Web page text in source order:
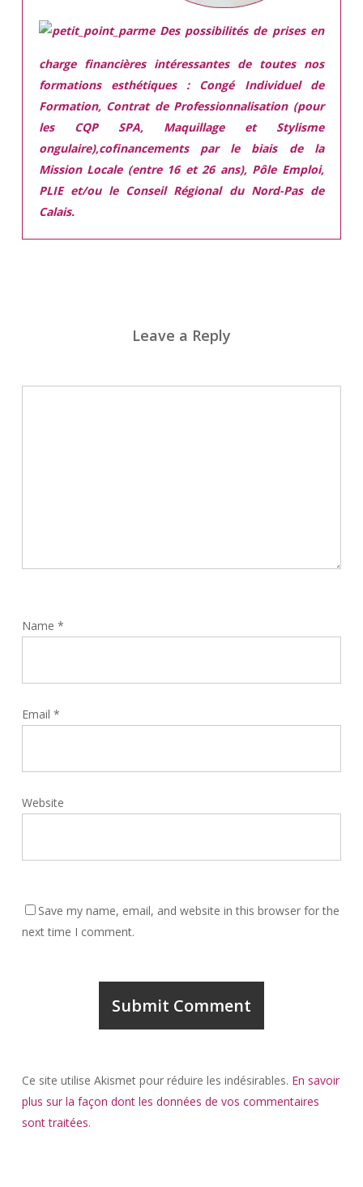
Des possibilités de prises en
charge financières intéressantes de toutes nos
formations esthétiques :Congé Individuel de
Formation, Contrat de Professionnalisation (pour
les CQP SPA, Maquillage et Stylisme
ongulaire),cofinancements par le biais de la
Mission Locale (entre 16 et 26 ans), Pôle Emploi,
PLIE et/ou le Conseil Régional du Nord-Pas de
Calais.
Leave a Reply
Name *
Email *
Website
Save my name, email, and website in this browser for the
next time I comment.
Ce site utilise Akismet pour réduire les indésirables. En savoir
plus sur la façon dont les données de vos commentaires
sont traitées.